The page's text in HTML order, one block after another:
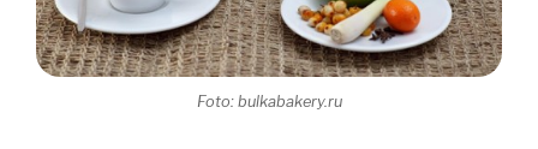
Foto: bulkabakery.ru